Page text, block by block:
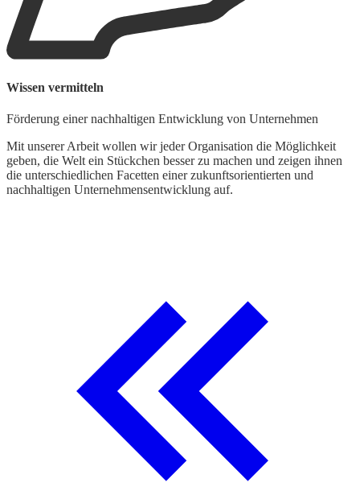
Wissen vermitteln
Förderung einer nachhaltigen Entwicklung von Unternehmen
Mit unserer Arbeit wollen wir jeder Organisation die Möglichkeit
geben, die Welt ein Stückchen besser zu machen und zeigen ihnen
die unterschiedlichen Facetten einer zukunftsorientierten und
nachhaltigen Unternehmensentwicklung auf.